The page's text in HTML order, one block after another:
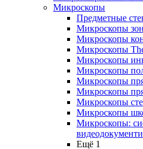
Микроскопы
Предметные
Микроскопы
Микроскопы
Микроскопы
Микроскопы
Микроскопы
Микроскопы
Микроскопы
Микроскопы
Микроскопы
Микроскопы:
Ещё 1